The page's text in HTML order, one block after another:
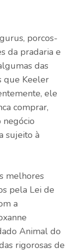
porcos-
da pradaria e
das
que Keeler
ele
comprar,
sujeito à
melhores
pela Lei de
a
Animal do
rigorosas de